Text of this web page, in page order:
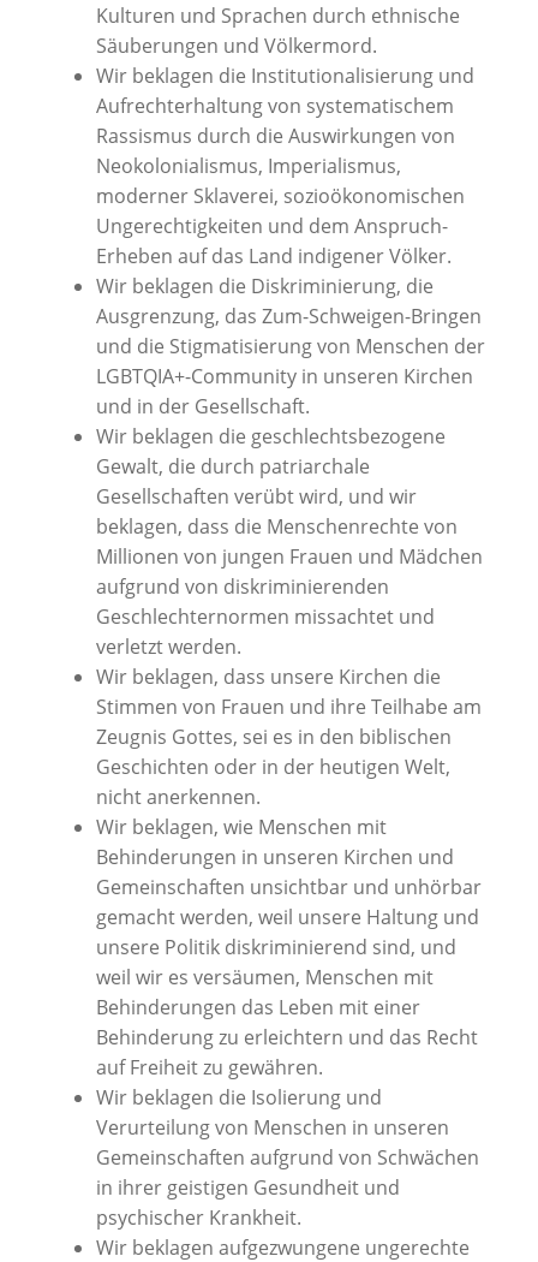
Kulturen und Sprachen durch ethnische
Säuberungen und Völkermord.
Wir beklagen die Institutionalisierung und
Aufrechterhaltung von systematischem
Rassismus durch die Auswirkungen von
Neokolonialismus, Imperialismus,
moderner Sklaverei, sozioökonomischen
Ungerechtigkeiten und dem Anspruch-
Erheben auf das Land indigener Völker.
Wir beklagen die Diskriminierung, die
Ausgrenzung, das Zum-Schweigen-Bringen
und die Stigmatisierung von Menschen der
LGBTQIA+-Community in unseren Kirchen
und in der Gesellschaft.
Wir beklagen die geschlechtsbezogene
Gewalt, die durch patriarchale
Gesellschaften verübt wird, und wir
beklagen, dass die Menschenrechte von
Millionen von jungen Frauen und Mädchen
aufgrund von diskriminierenden
Geschlechternormen missachtet und
verletzt werden.
Wir beklagen, dass unsere Kirchen die
Stimmen von Frauen und ihre Teilhabe am
Zeugnis Gottes, sei es in den biblischen
Geschichten oder in der heutigen Welt,
nicht anerkennen.
Wir beklagen, wie Menschen mit
Behinderungen in unseren Kirchen und
Gemeinschaften unsichtbar und unhörbar
gemacht werden, weil unsere Haltung und
unsere Politik diskriminierend sind, und
weil wir es versäumen, Menschen mit
Behinderungen das Leben mit einer
Behinderung zu erleichtern und das Recht
auf Freiheit zu gewähren.
Wir beklagen die Isolierung und
Verurteilung von Menschen in unseren
Gemeinschaften aufgrund von Schwächen
in ihrer geistigen Gesundheit und
psychischer Krankheit.
Wir beklagen aufgezwungene ungerechte